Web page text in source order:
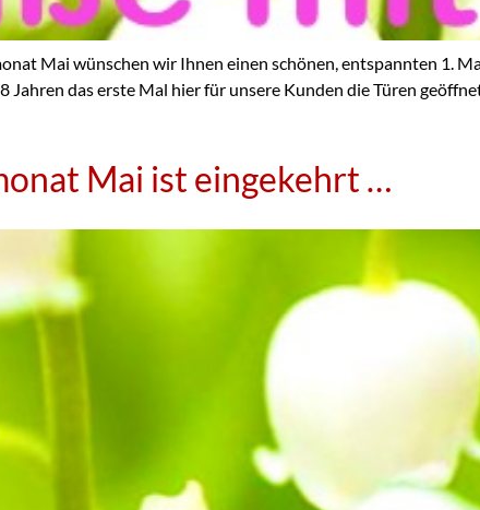
Mai wünschen wir Ihnen einen schönen, entspannten 1.
das erste Mal hier für unsere Kunden die Türen
Mai ist eingekehrt …